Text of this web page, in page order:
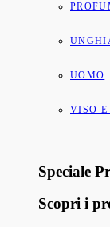
UOMO
VISO E
Speciale
Scopri i